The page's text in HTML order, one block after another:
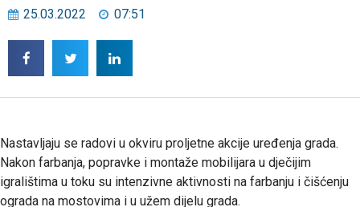
25.03.2022 07:51
Nastavljaju se radovi u okviru proljetne akcije uređenja grada.
Nakon farbanja, popravke i montaže mobilijara u dječijim
igralištima u toku su intenzivne aktivnosti na farbanju i čišćenju
ograda na mostovima i u užem dijelu grada.